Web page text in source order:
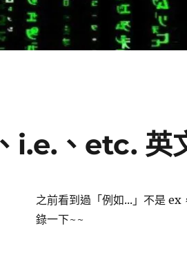
i.e.、etc. 英
之前看到過「例如...」不是
錄一下~~